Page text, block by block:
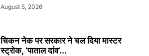
August 5, 2026
चिकन नेक पर सरकार ने चल दिया मास्टर
स्ट्रोक, ‘पाताल दांव’...